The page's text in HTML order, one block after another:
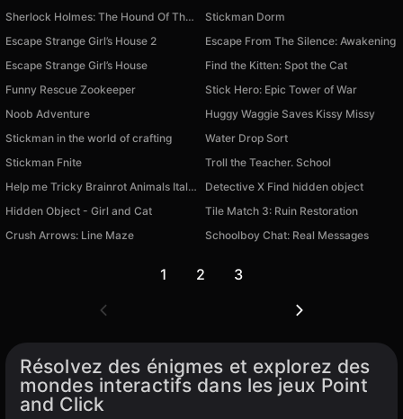
Sherlock Holmes: The Hound Of The Baskervilles
Stickman Dorm
Escape Strange Girl’s House 2
Escape From The Silence: Awakening
Escape Strange Girl’s House
Find the Kitten: Spot the Cat
Funny Rescue Zookeeper
Stick Hero: Epic Tower of War
Noob Adventure
Huggy Waggie Saves Kissy Missy
Stickman in the world of crafting
Water Drop Sort
Stickman Fnite
Troll the Teacher. School
Help me Tricky Brainrot Animals Italian Story
Detective X Find hidden object
Hidden Object - Girl and Cat
Tile Match 3: Ruin Restoration
Crush Arrows: Line Maze
Schoolboy Chat: Real Messages
1 2 3
Résolvez des énigmes et explorez des
mondes interactifs dans les jeux Point
and Click